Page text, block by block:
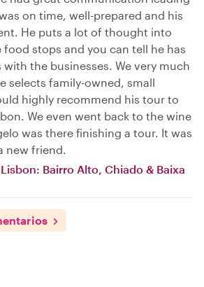
on time, well-prepared and his
He puts a lot of thought into
food stops and you can tell he has
the businesses. We very much
selects family-owned, small
highly recommend his tour to
We even went back to the wine
was there finishing a tour. It was
new friend.
Bairro Alto, Chiado & Baixa